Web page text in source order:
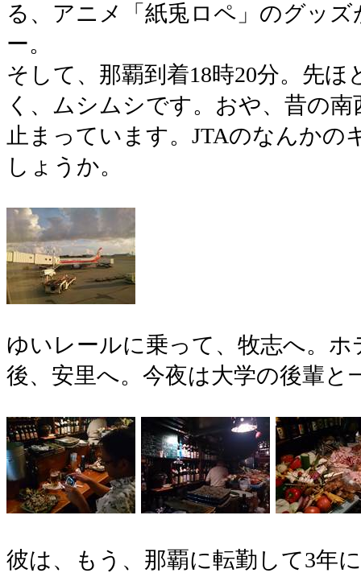
る、アニメ「紙兎ロペ」のグッ
ー。
そして、那覇到着18時20分。先
く、ムシムシです。おや、昔の
止まっています。JTAのなんかの
しょうか。
ゆいレールに乗って、牧志へ。
後、安里へ。今夜は大学の後輩と
彼は、もう、那覇に転勤して3年